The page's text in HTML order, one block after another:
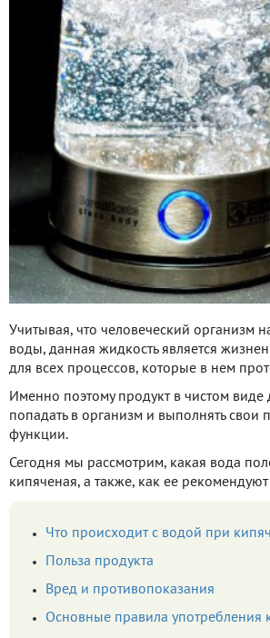
Учитывая, что человеческий организм
воды, данная жидкость является
для всех процессов, которые в нем
Именно поэтому продукт в чистом
попадать в организм и выполнять свои
функции.
Сегодня мы рассмотрим, какая вода
кипяченая, а также, как ее рекомендуют
Что происходит с водой при
Польза продукта
Вред и противопоказания
Основные правила употребления